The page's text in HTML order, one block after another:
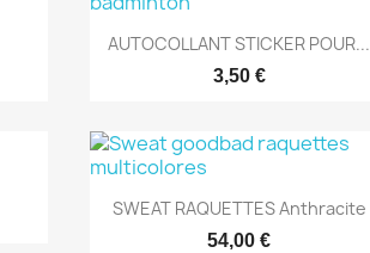
 Aperçu rapide
AUTOCOLLANT STICKER POUR...
3,50 €
Aperçu rapide
SWEAT RAQUETTES Anthracite
54,00 €